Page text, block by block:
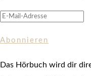
Abonnieren
Das Hörbuch wird dir